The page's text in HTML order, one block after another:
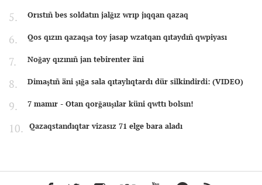
Orıstıñ bes soldatın jalğız wrıp jıqqan qazaq
Qos qızın qazaqşa toy jasap wzatqan qıtaydıñ qwpiyası
Noğay qızınıñ jan tebirenter äni
Dimaştıñ äni şığa sala qıtaylıqtardı dür silkindirdi: (VIDEO)
7 mamır - Otan qorğauşılar küni qwttı bolsın!
Qazaqstandıqtar vizasız 71 elge bara aladı